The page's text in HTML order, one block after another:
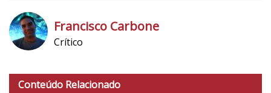
o
t
o
t
Francisco Carbone
Crítico
Conteúdo Relacionado